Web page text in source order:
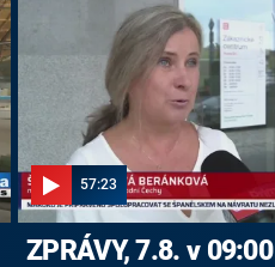
57:23
ZPRÁVY, 7.8. v 09:00